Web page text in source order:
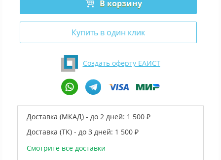
В корзину
Купить в один клик
Создать оферту ЕАИСТ
Доставка (МКАД) - до 2 дней: 1 500 ₽
Доставка (ТК) - до 3 дней: 1 500 ₽
Смотрите все доставки